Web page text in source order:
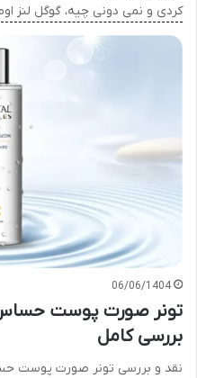
کردی و نمی دونی چیه، گوگل لنز
06/06/1404
تونر صورت پوست
بررسی کامل
نقد و بررسی تونر صورت پوست